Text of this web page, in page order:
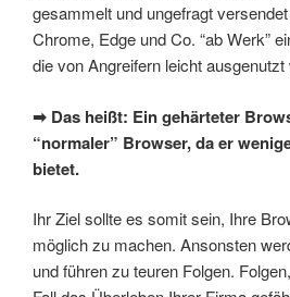
gesammelt und ungefragt
Chrome, Edge und Co. “ab Werk”
die von Angreifern leicht
➡ Das heißt: Ein gehärteter
“normaler” Browser, da er
bietet.
Ihr Ziel sollte es somit sein, Ihre
möglich zu machen. Ansonsten
und führen zu teuren Folgen.